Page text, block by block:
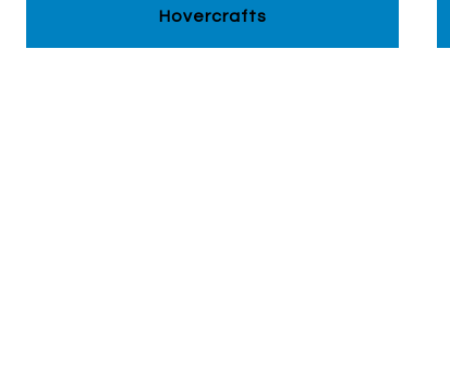
Hovercrafts